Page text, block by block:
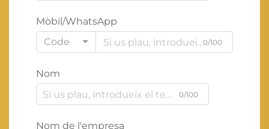
Mòbil/WhatsApp
Code
0/100
Nom
0/100
Nom de l'empresa